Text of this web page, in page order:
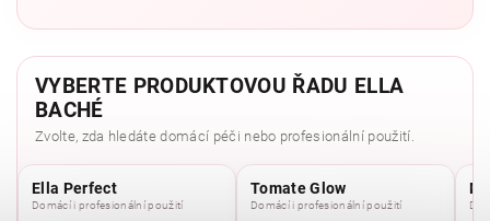
VYBERTE PRODUKTOVOU ŘADU ELLA
BACHÉ
Zvolte, zda hledáte domácí péči nebo profesionální použití.
Ella Perfect
Domácí i profesionální použití
Tomate Glow
Domácí i profesionální použití